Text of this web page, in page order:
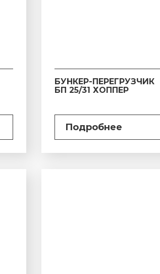
БУНКЕР-ПЕРЕГРУЗЧИК
БП 25/31 ХОППЕР
Подробнее